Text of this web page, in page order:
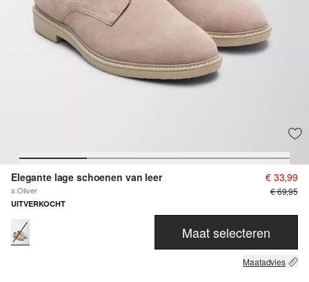
Elegante lage schoenen van leer
s.Oliver
€ 33,99
€ 69,95
UITVERKOCHT
Maat selecteren
Maatadvies